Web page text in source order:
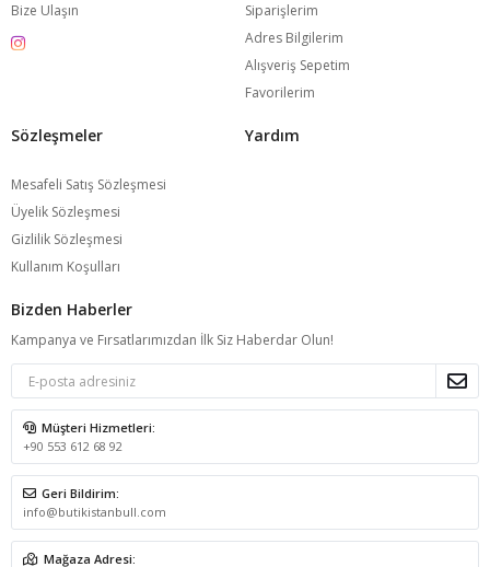
Bize Ulaşın
Siparişlerim
Adres Bilgilerim
Alışveriş Sepetim
Favorilerim
Sözleşmeler
Mesafeli Satış Sözleşmesi
Üyelik Sözleşmesi
Gizlilik Sözleşmesi
Kullanım Koşulları
Yardım
Bizden Haberler
Kampanya ve Fırsatlarımızdan İlk Siz Haberdar Olun!
Müşteri Hizmetleri:
+90 553 612 68 92
Geri Bildirim:
info@butikistanbull.com
Mağaza Adresi: